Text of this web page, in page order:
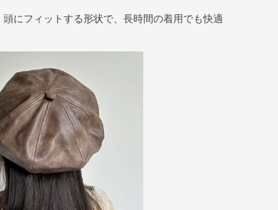
にフィットする形状で、長時間の着用でも快適